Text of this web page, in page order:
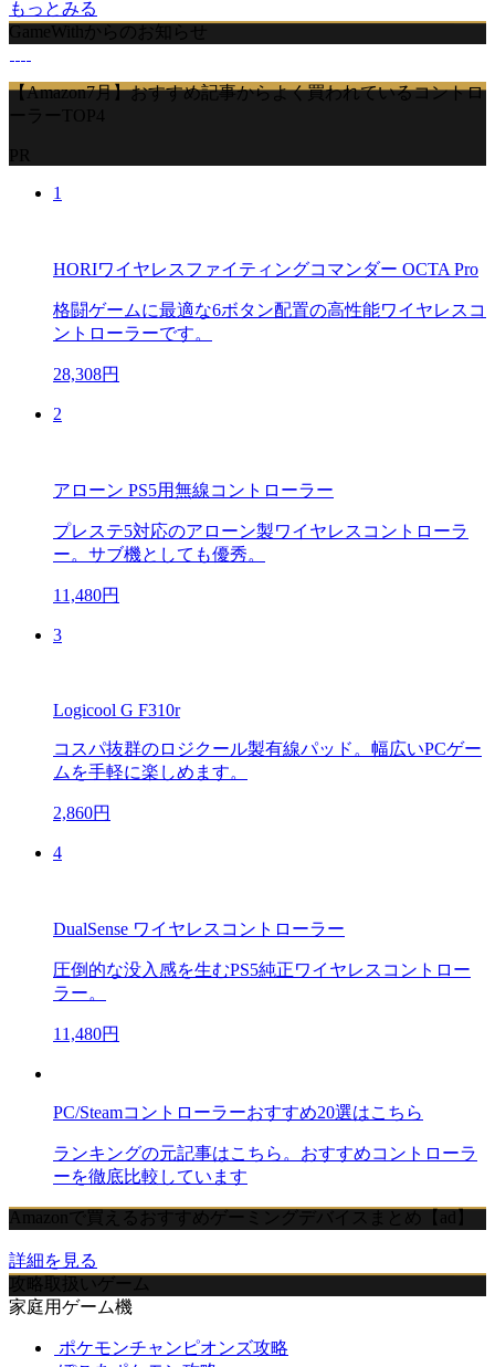
もっとみる
GameWithからのお知らせ
【Amazon7月】おすすめ記事からよく買われているコントロ
ーラーTOP4
PR
1
HORIワイヤレスファイティングコマンダー OCTA Pro
格闘ゲームに最適な6ボタン配置の高性能ワイヤレスコ
ントローラーです。
28,308円
2
アローン PS5用無線コントローラー
プレステ5対応のアローン製ワイヤレスコントローラ
ー。サブ機としても優秀。
11,480円
3
Logicool G F310r
コスパ抜群のロジクール製有線パッド。幅広いPCゲー
ムを手軽に楽しめます。
2,860円
4
DualSense ワイヤレスコントローラー
圧倒的な没入感を生むPS5純正ワイヤレスコントロー
ラー。
11,480円
PC/Steamコントローラーおすすめ20選はこちら
ランキングの元記事はこちら。おすすめコントローラ
ーを徹底比較しています
Amazonで買えるおすすめゲーミングデバイスまとめ【ad】
詳細を見る
攻略取扱いゲーム
家庭用ゲーム機
ポケモンチャンピオンズ攻略